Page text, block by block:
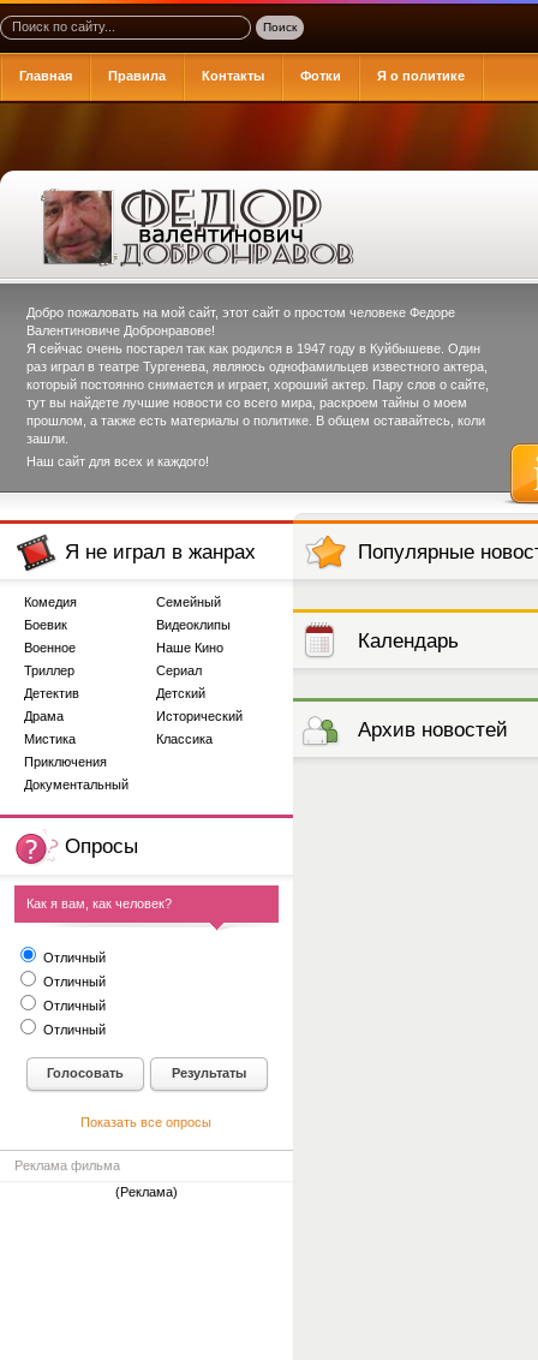
Главная Правила Контакты Фотки Я о политике
Добро пожаловать на мой сайт, этот сайт о простом человеке Федоре
Валентиновиче Добронравове!
Я сейчас очень постарел так как родился в 1947 году в Куйбышеве. Один
раз играл в театре Тургенева, являюсь однофамильцев известного актера,
который постоянно снимается и играет, хороший актер. Пару слов о сайте,
тут вы найдете лучшие новости со всего мира, раскроем тайны о моем
прошлом, а также есть материалы о политике. В общем оставайтесь, коли
зашли.
Наш сайт для всех и каждого!
Я не играл в жанрах
Комедия
Боевик
Военное
Триллер
Детектив
Драма
Мистика
Приключения
Документальный
Семейный
Видеоклипы
Наше Кино
Сериал
Детский
Исторический
Классика
Опросы
Как я вам, как человек?
Отличный
Отличный
Отличный
Отличный
Показать все опросы
Реклама фильма
(Реклама)
Популярные
Календарь
выступлений
Архив новостей